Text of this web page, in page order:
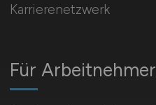
Für Arbeitnehmer
Karrierenetzwerk